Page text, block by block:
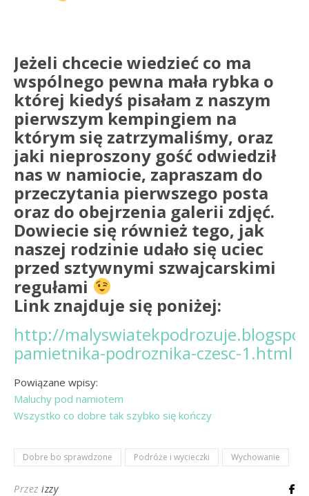
Jeżeli chcecie wiedzieć co ma
wspólnego pewna mała rybka o
której kiedyś pisałam z naszym
pierwszym kempingiem na
którym się zatrzymaliśmy, oraz
jaki nieproszony gość odwiedził
nas w namiocie, zapraszam do
przeczytania pierwszego posta
oraz do obejrzenia galerii zdjęć.
Dowiecie się również tego, jak
naszej rodzinie udało się uciec
przed sztywnymi szwajcarskimi
regułami
Link znajduje się poniżej:
http://
pamietnika-podroznika-czesc-1.html
Powiązane wpisy:
Maluchy pod namiotem
Wszystko co dobre tak szybko się kończy
Dobre bo sprawdzone Podróże i wycieczki Wychowanie
Przez izzy